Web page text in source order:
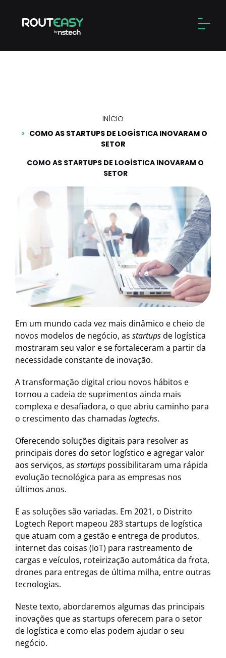
content
INÍCIO
COMO AS STARTUPS DE LOGÍSTICA INOVARAM O
SETOR
COMO AS STARTUPS DE LOGÍSTICA INOVARAM O
SETOR
Em um mundo cada vez mais dinâmico e cheio de
novos modelos de negócio, as startupsde logística
mostraram seu valor e se fortaleceram a partir da
necessidade constante de inovação.
A transformação digital criou novos hábitos e
tornou a cadeia de suprimentos ainda mais
complexa e desafiadora, o que abriu caminho para
o crescimento das chamadas logtechs.
Oferecendo soluções digitais para resolver as
principais dores do setor logístico e agregar valor
aos serviços, as startups possibilitaram uma rápida
evolução tecnológica para as empresas nos
últimos anos.
E as soluções são variadas. Em 2021, o Distrito
Logtech Report mapeou 283 startups de logística
que atuam com a gestão e entrega de produtos,
internet das coisas (IoT) para rastreamento de
cargas e veículos, roteirização automática da frota,
drones para entregas de última milha, entre outras
tecnologias.
Neste texto, abordaremos algumas das principais
inovações que as startups oferecem para o setor
de logística e como elas podem ajudar o seu
negócio.